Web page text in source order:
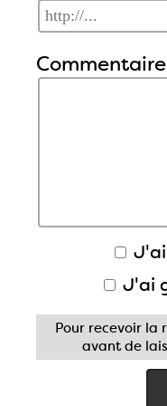
J'ai
Pour recevoir la
avant de